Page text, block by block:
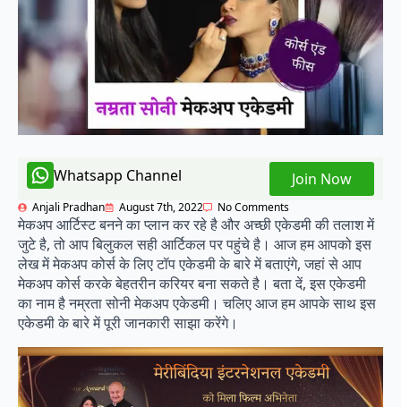
Whatsapp Channel Join Now
Anjali Pradhan August 7th, 2022 No Comments
मेकअप आर्टिस्ट बनने का प्लान कर रहे है और अच्छी एकेडमी की तलाश में
जुटे है, तो आप बिलुकल सही आर्टिकल पर पहुंचे है। आज हम आपको इस
लेख में मेकअप कोर्स के लिए टॉप एकेडमी के बारे में बताएंगे, जहां से आप
मेकअप कोर्स करके बेहतरीन करियर बना सकते है। बता दें, इस एकेडमी
का नाम है नम्रता सोनी मेकअप एकेडमी। चलिए आज हम आपके साथ इस
एकेडमी के बारे में पूरी जानकारी साझा करेंगे।